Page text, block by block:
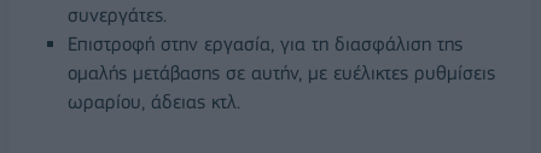
συνεργάτες.
Επιστροφή στην εργασία, για τη διασφάλιση της
ομαλής μετάβασης σε αυτήν, με ευέλικτες ρυθμίσεις
ωραρίου, άδειας κτλ.